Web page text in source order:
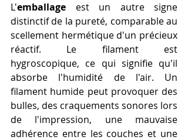
L'emballage est un autre signe
distinctif de la pureté, comparable au
scellement hermétique d'un précieux
réactif. Le filament est
hygroscopique, ce qui signifie qu'il
absorbe l'humidité de l'air. Un
filament humide peut provoquer des
bulles, des craquements sonores lors
de l'impression, une mauvaise
adhérence entre les couches et une